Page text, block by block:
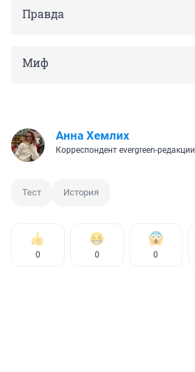
Правда
Миф
Анна Хемлих
Корреспондент evergreen-редакции
Тест История
0 0 0